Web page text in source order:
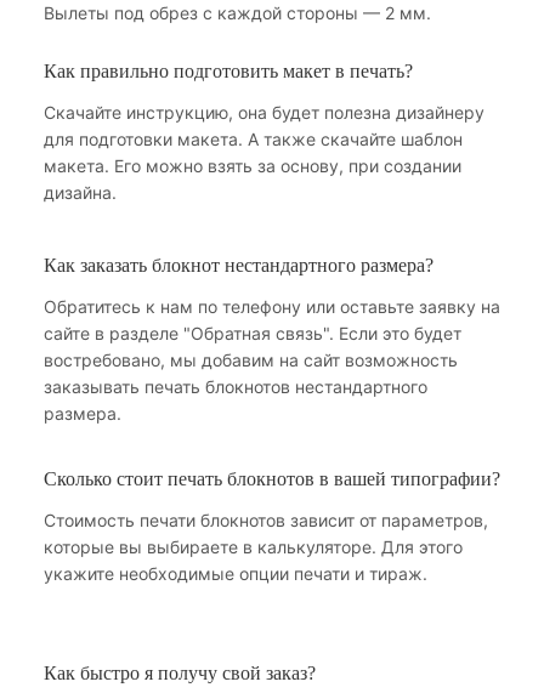
Вылеты под обрез с каждой стороны — 2 мм.
Как правильно подготовить макет в печать?
Скачайте инструкцию, она будет полезна дизайнеру
для подготовки макета. А также скачайте шаблон
макета. Его можно взять за основу, при создании
дизайна.
Как заказать блокнот нестандартного размера?
Обратитесь к нам по телефону или оставьте заявку на
сайте в разделе "Обратная связь". Если это будет
востребовано, мы добавим на сайт возможность
заказывать печать блокнотов нестандартного
размера.
Сколько стоит печать блокнотов в вашей типографии?
Стоимость печати блокнотов зависит от параметров,
которые вы выбираете в калькуляторе. Для этого
укажите необходимые опции печати и тираж.
Как быстро я получу свой заказ?